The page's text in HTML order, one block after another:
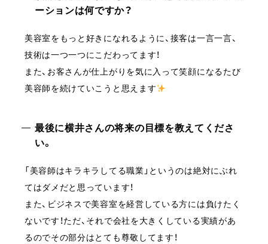
ーションは何ですか？
美容室をもっと好きになれるように、接客は一言一言、
技術は一つ一つにこだわってます！
また、お客さんが仕上がりを気に入って笑顔になるたび
美容師を続けていこうと思えます
最後に横井さんの将来の目標を教えてくださ
い。
「美容師はキラキラしてる職業」というのは絶対にぶれ
てはダメだと思っています！
また、ビジネスで美容室を経営している方には負けたく
ないです！ただ、それで会社を大きくしている実績があ
るのでその部分はとても尊敬してます！